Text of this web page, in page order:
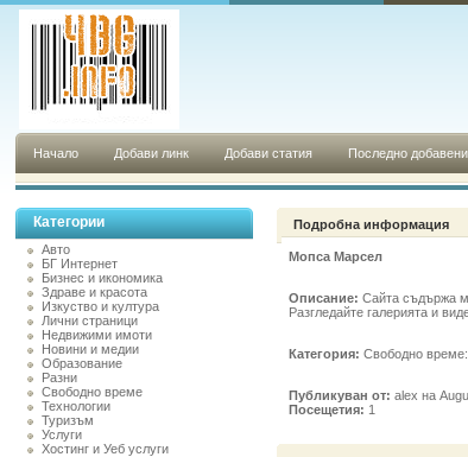
Начало Добави линк Добави статия Последно добавени
Категории
Авто
БГ Интернет
Бизнес и икономика
Здраве и красота
Изкуство и култура
Лични страници
Недвижими имоти
Новини и медии
Образование
Разни
Свободно време
Технологии
Туризъм
Услуги
Хостинг и Уеб услуги
Подробна информация
Мопса Марсел
Описание: Сайта съдържа
Разгледайте галерията и
Категория: Свободно
Публикуван от: alex на
Посещетия: 1